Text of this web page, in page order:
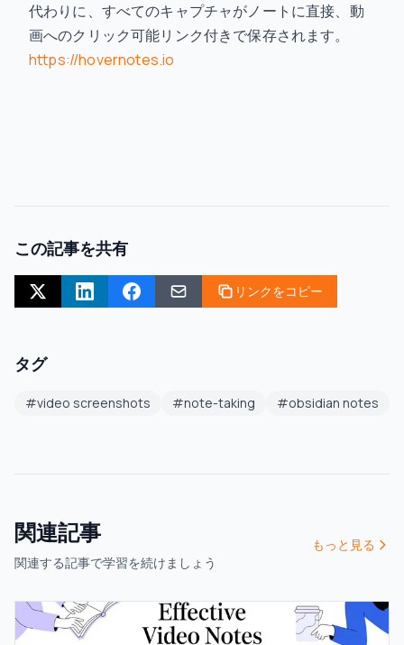
代わりに、すべてのキャプチャがノートに直接、動
画へのクリック可能リンク付きで保存されます。
https://hovernotes.io
この記事を共有
リンクをコピー
タグ
#video screenshots #note-taking #obsidian notes
関連記事
関連する記事で学習を続けましょう
もっと見る